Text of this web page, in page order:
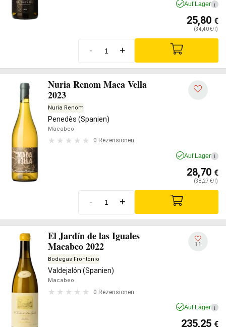
Auf Lager i
25,80 €
(34,40 €/l)
- +
Nuria Renom Maca Vella
2023
Nuria Renom
Penedès (Spanien)
Macabeo
0 Rezensionen
Auf Lager i
28,70 €
(38,27 €/l)
- +
El Jardín de las Iguales
Macabeo 2022
Bodegas Frontonio
Valdejalón (Spanien)
Macabeo
0 Rezensionen
11
Auf Lager i
235,25 €